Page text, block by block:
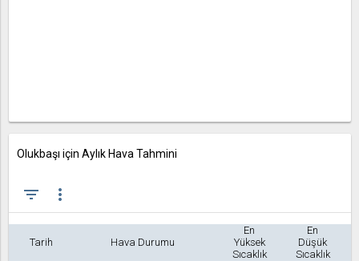
Olukbaşı için Aylık Hava Tahmini
filter_list more_vert
Tarih Hava Durumu
En
Yüksek
Sıcaklık
En
Düşük
Sıcaklık